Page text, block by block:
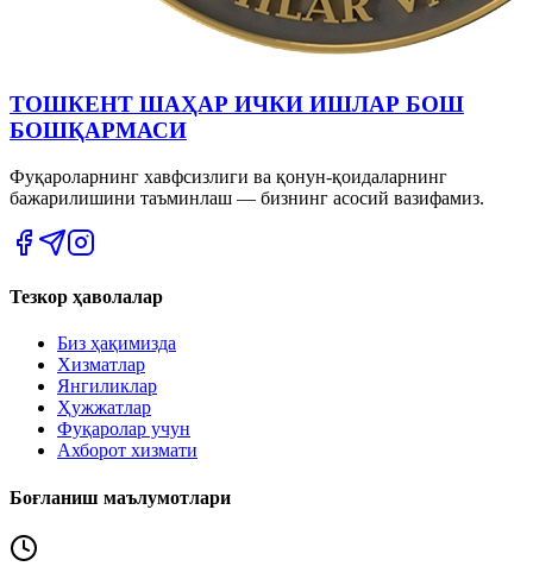
ТОШКЕНТ ШАҲАР ИЧКИ ИШЛАР БОШ
БОШҚАРМАСИ
Фуқароларнинг хавфсизлиги ва қонун-қоидаларнинг
бажарилишини таъминлаш — бизнинг асосий вазифамиз.
Тезкор ҳаволалар
Биз ҳақимизда
Хизматлар
Янгиликлар
Ҳужжатлар
Фуқаролар учун
Ахборот хизмати
Боғланиш маълумотлари